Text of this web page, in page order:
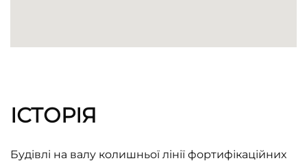
ІСТОРІЯ
Будівлі на валу колишньої лінії фортифікаційних